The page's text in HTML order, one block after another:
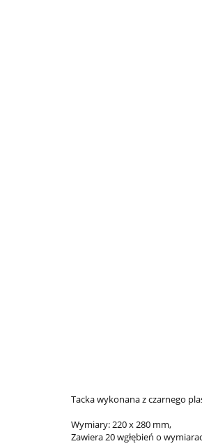
Tacka wykonana z czarnego
Wymiary: 220 x 280 mm,
Zawiera 20 wgłębień o